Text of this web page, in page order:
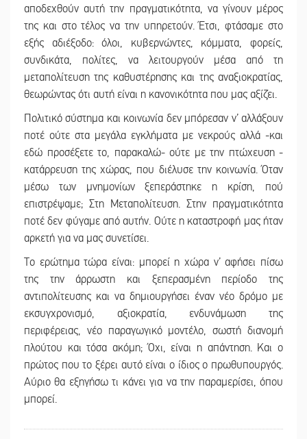
αποδεχθούν αυτή την πραγματικότητα, να γίνουν μέρος
της και στο τέλος να την υπηρετούν. Έτσι, φτάσαμε στο
εξής αδιέξοδο: όλοι, κυβερνώντες, κόμματα, φορείς,
συνδικάτα, πολίτες, να λειτουργούν μέσα από τη
μεταπολίτευση της καθυστέρησης και της αναξιοκρατίας,
θεωρώντας ότι αυτή είναι η κανονικότητα που μας αξίζει.
Πολιτικό σύστημα και κοινωνία δεν μπόρεσαν ν’ αλλάξουν
ποτέ ούτε στα μεγάλα εγκλήματα με νεκρούς αλλά -και
εδώ προσέξετε το, παρακαλώ- ούτε με την πτώχευση -
κατάρρευση της χώρας, που διέλυσε την κοινωνία. Όταν
μέσω των μνημονίων ξεπεράστηκε η κρίση, πού
επιστρέψαμε; Στη Μεταπολίτευση. Στην πραγματικότητα
ποτέ δεν φύγαμε από αυτήν. Ούτε η καταστροφή μας ήταν
αρκετή για να μας συνετίσει.
Το ερώτημα τώρα είναι: μπορεί η χώρα ν’ αφήσει πίσω
της την άρρωστη και ξεπερασμένη περίοδο της
αντιπολίτευσης και να δημιουργήσει έναν νέο δρόμο με
εκσυγχρονισμό, αξιοκρατία, ενδυνάμωση της
περιφέρειας, νέο παραγωγικό μοντέλο, σωστή διανομή
πλούτου και τόσα ακόμη; Όχι, είναι η απάντηση. Και ο
πρώτος που το ξέρει αυτό είναι ο ίδιος ο πρωθυπουργός.
Αύριο θα εξηγήσω τι κάνει για να την παραμερίσει, όπου
μπορεί.